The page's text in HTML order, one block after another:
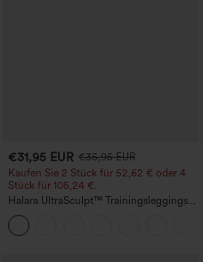
€31,95 EUR €35,95 EUR
Kaufen Sie 2 Stück für 52,62 € oder 4
Stück für 105,24 €.
Halara UltraSculpt™ Trainingsleggings
mit hoher Taille – formend, Po-Lifting,
Bauchkontrolle und mit Taschen